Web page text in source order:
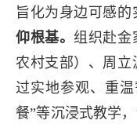
旨化为身边可感的
仰根基。 组织赴金
农村支部）、周立
过实地参观、重
餐”等沉浸式教学